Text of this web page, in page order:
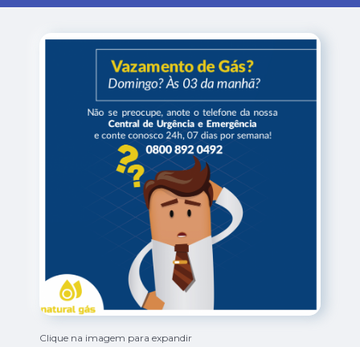
Clique na imagem para expandir